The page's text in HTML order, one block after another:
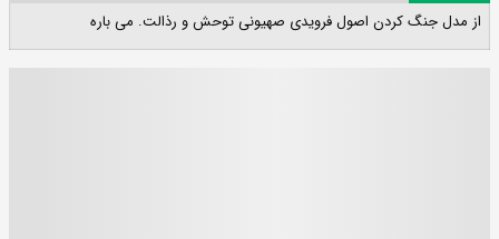
از مدل جنگ کردن اصول فرویدی صهیونی توحش و رذالت. می باره